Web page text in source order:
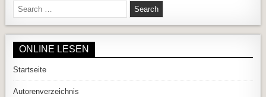
Search for:
ONLINE LESEN
Startseite
Autorenverzeichnis